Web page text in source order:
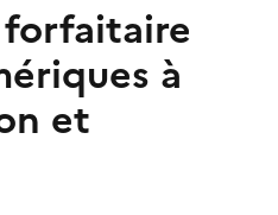
forfaitaire
à
et